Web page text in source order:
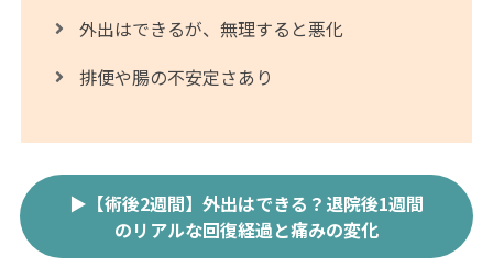
外出はできるが、無理すると悪化
排便や腸の不安定さあり
▶【術後2週間】外出はできる？退院後1週間
のリアルな回復経過と痛みの変化